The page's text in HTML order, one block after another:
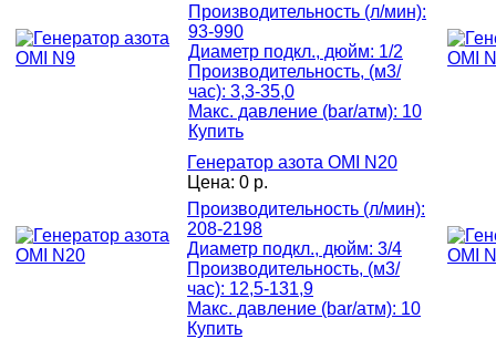
Производительность (л/мин):
93-990
Диаметр подкл., дюйм: 1/2
Производительность, (м3/
час): 3,3-35,0
Макс. давление (bar/атм): 10
Купить
Генератор азота OMI N20
Цена: 0 р.
Производительность (л/мин):
208-2198
Диаметр подкл., дюйм: 3/4
Производительность, (м3/
час): 12,5-131,9
Макс. давление (bar/атм): 10
Купить